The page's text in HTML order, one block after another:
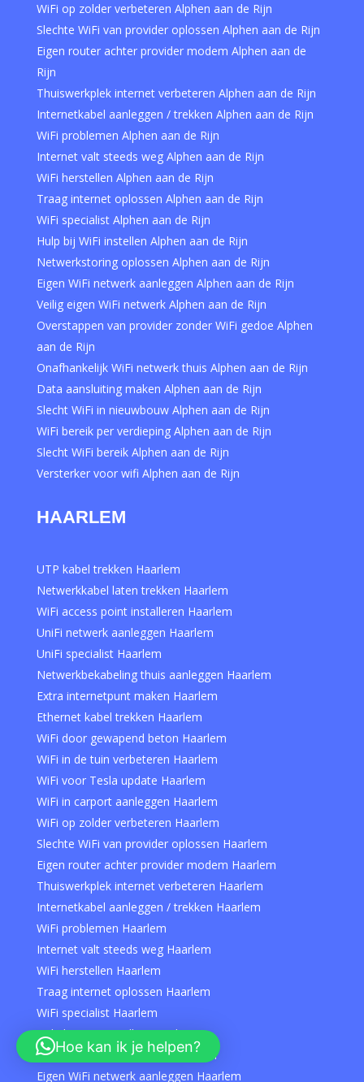
WiFi op zolder verbeteren Alphen aan de Rijn
Slechte WiFi van provider oplossen Alphen aan de Rijn
Eigen router achter provider modem Alphen aan de
Rijn
Thuiswerkplek internet verbeteren Alphen aan de Rijn
Internetkabel aanleggen / trekken Alphen aan de Rijn
WiFi problemen Alphen aan de Rijn
Internet valt steeds weg Alphen aan de Rijn
WiFi herstellen Alphen aan de Rijn
Traag internet oplossen Alphen aan de Rijn
WiFi specialist Alphen aan de Rijn
Hulp bij WiFi instellen Alphen aan de Rijn
Netwerkstoring oplossen Alphen aan de Rijn
Eigen WiFi netwerk aanleggen Alphen aan de Rijn
Veilig eigen WiFi netwerk Alphen aan de Rijn
Overstappen van provider zonder WiFi gedoe Alphen
aan de Rijn
Onafhankelijk WiFi netwerk thuis Alphen aan de Rijn
Data aansluiting maken Alphen aan de Rijn
Slecht WiFi in nieuwbouw Alphen aan de Rijn
WiFi bereik per verdieping Alphen aan de Rijn
Slecht WiFi bereik Alphen aan de Rijn
Versterker voor wifi Alphen aan de Rijn
HAARLEM
UTP kabel trekken Haarlem
Netwerkkabel laten trekken Haarlem
WiFi access point installeren Haarlem
UniFi netwerk aanleggen Haarlem
UniFi specialist Haarlem
Netwerkbekabeling thuis aanleggen Haarlem
Extra internetpunt maken Haarlem
Ethernet kabel trekken Haarlem
WiFi door gewapend beton Haarlem
WiFi in de tuin verbeteren Haarlem
WiFi voor Tesla update Haarlem
WiFi in carport aanleggen Haarlem
WiFi op zolder verbeteren Haarlem
Slechte WiFi van provider oplossen Haarlem
Eigen router achter provider modem Haarlem
Thuiswerkplek internet verbeteren Haarlem
Internetkabel aanleggen / trekken Haarlem
WiFi problemen Haarlem
Internet valt steeds weg Haarlem
WiFi herstellen Haarlem
Traag internet oplossen Haarlem
WiFi specialist Haarlem
Hulp bij WiFi instellen Haarlem
Netwerkstoring oplossen Haarlem
Eigen WiFi netwerk aanleggen Haarlem
Hoe kan ik je helpen?